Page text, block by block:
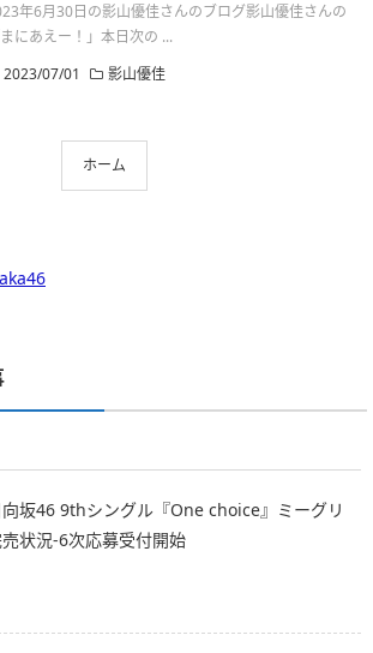
年6月30日の影山優佳さんのブログ影山優佳さんの
まにあえー！」本日次の ...
2023/07/01
影山優佳
ホーム
向坂46 9thシングル『One choice』ミーグリ
状況-6次応募受付開始